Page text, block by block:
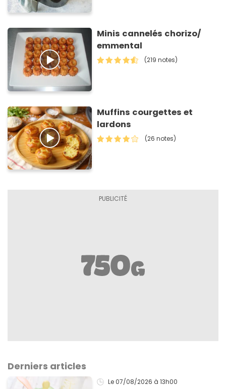
Minis cannelés chorizo/
emmental
(219 notes)
Muffins courgettes et
lardons
(26 notes)
Derniers articles
Le 07/08/2026 à 13h00